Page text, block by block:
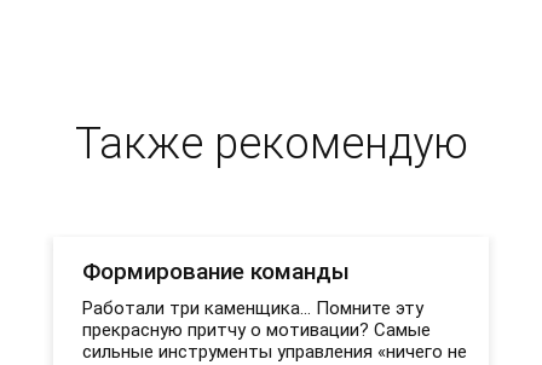
Также рекомендую
Формирование команды
Работали три каменщика… Помните эту
прекрасную притчу о мотивации? Самые
сильные инструменты управления «ничего не